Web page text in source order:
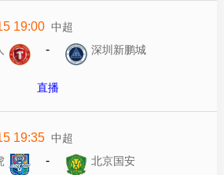
19:00 中超
- 深圳新鹏城
直播
19:35 中超
- 北京国安